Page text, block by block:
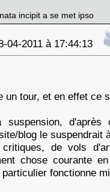
incipit a se met ipso
04-2011 à 17:44:13
un tour, et en effet ce
suspension,
blog le suspendrait
critiques, de vols
chose courante
fonctionne